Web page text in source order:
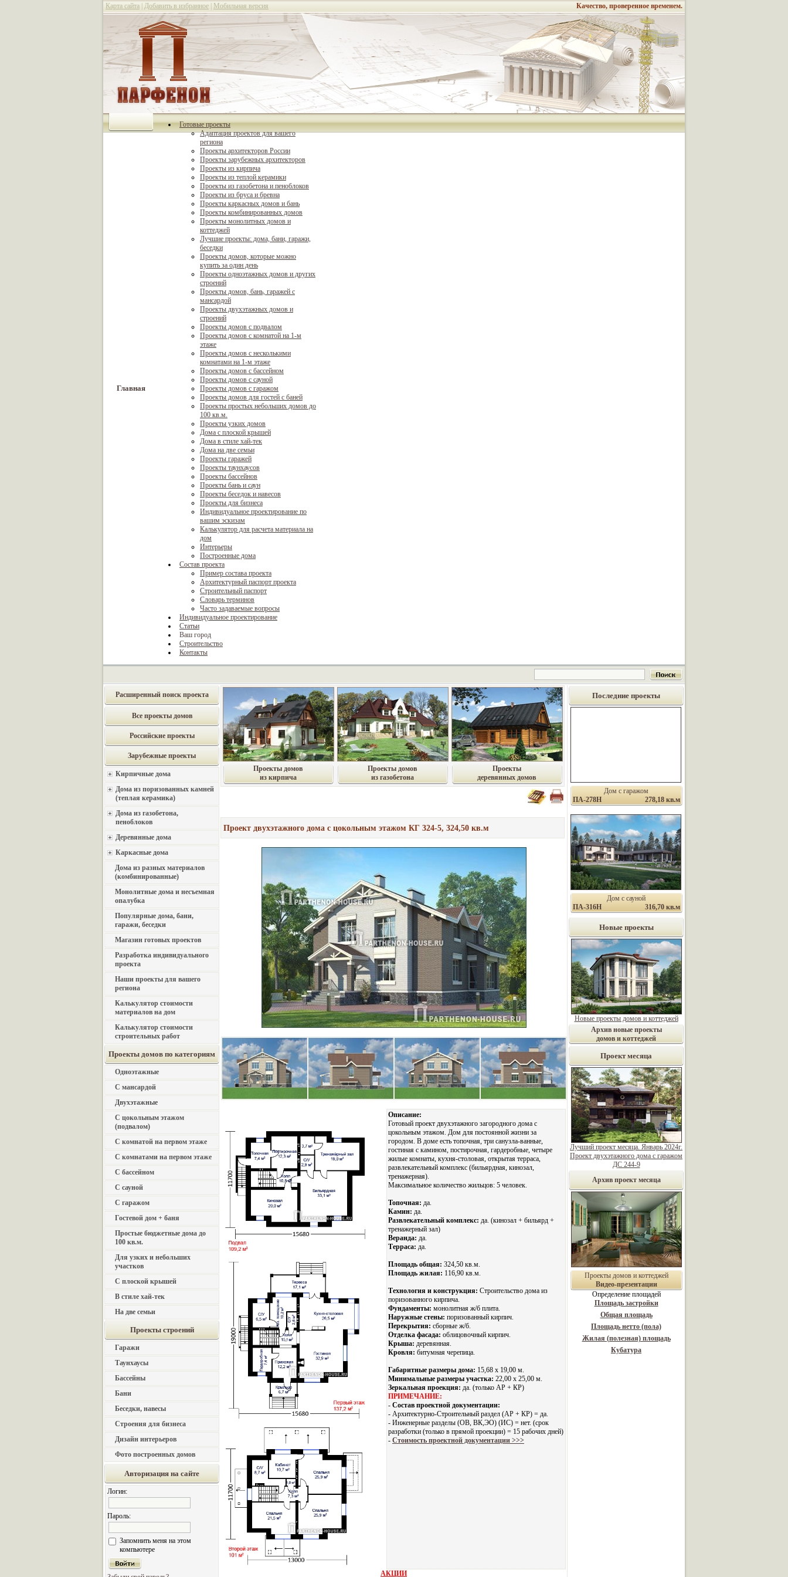
Карта сайта Добавить в избранное Мобильная версия Качество, проверенное временем.
Главная
Готовые проекты
Адаптация проектов для вашего
региона
Проекты архитекторов России
Проекты зарубежных архитекторов
Проекты из кирпича
Проекты из теплой керамики
Проекты из газобетона и пеноблоков
Проекты из бруса и бревна
Проекты каркасных домов и бань
Проекты комбинированных домов
Проекты монолитных домов и
коттеджей
Лучшие проекты: дома, бани, гаражи,
беседки
Проекты домов, которые можно
купить за один день
Проекты одноэтажных домов и других
строений
Проекты домов, бань, гаражей с
мансардой
Проекты двухэтажных домов и
строений
Проекты домов с подвалом
Проекты домов с комнатой на 1-м
этаже
Проекты домов с несколькими
комнатами на 1-м этаже
Проекты домов с бассейном
Проекты домов с сауной
Проекты домов с гаражом
Проекты домов для гостей с баней
Проекты простых небольших домов до
100 кв.м.
Проекты узких домов
Дома с плоской крышей
Дома в стиле хай-тек
Дома на две семьи
Проекты гаражей
Проекты таунхаусов
Проекты бассейнов
Проекты бань и саун
Проекты беседок и навесов
Проекты для бизнеса
Индивидуальное проектирование по
вашим эскизам
Калькулятор для расчета материала на
дом
Интерьеры
Построенные дома
Состав проекта
Пример состава проекта
Архитектурный паспорт проекта
Строительный паспорт
Словарь терминов
Часто задаваемые вопросы
Индивидуальное проектирование
Статьи
Ваш город
Строительство
Контакты
Расширенный поиск проекта
Все проекты домов
Российские проекты
Зарубежные проекты
Кирпичные дома
Дома из поризованных камней
(теплая керамика)
Дома из газобетона,
пеноблоков
Деревянные дома
Каркасные дома
Дома из разных материалов
(комбинированные)
Монолитные дома и несъемная
опалубка
Популярные дома, бани,
гаражи, беседки
Магазин готовых проектов
Разработка индивидуального
проекта
Наши проекты для вашего
региона
Калькулятор стоимости
материалов на дом
Калькулятор стоимости
строительных работ
Проекты домов по категориям
Одноэтажные
С мансардой
Двухэтажные
С цокольным этажом
(подвалом)
С комнатой на первом этаже
С комнатами на первом этаже
С бассейном
С сауной
С гаражом
Гостевой дом + баня
Простые бюджетные дома до
100 кв.м.
Для узких и небольших
участков
С плоской крышей
В стиле хай-тек
На две семьи
Проекты строений
Гаражи
Таунхаусы
Бассейны
Бани
Беседки, навесы
Строения для бизнеса
Дизайн интерьеров
Фото построенных домов
Авторизация на сайте
Логин:
Пароль:
Запомнить меня на этом
компьютере
Проекты домов
из кирпича
Проекты домов
из газобетона
Проекты
деревянных домов
Проект двухэтажного дома с цокольным этажом КГ 324-5, 324,50 кв.м
Описание:
Готовый проект двухэтажного загородного дома с
цокольным этажом. Дом для постоянной жизни за
городом. В доме есть топочная, три санузла-ванные,
гостиная с камином, постирочная, гардеробные, четыре
жилые комнаты, кухня-столовая, открытая терраса,
развлекательный комплекс (бильярдная, кинозал,
тренажерная).
Максимальное количество жильцов: 5 человек.
Топочная: да.
Камин: да.
Развлекательный комплекс: да. (кинозал + бильярд +
тренажерный зал)
Веранда: да.
Терраса: да.
Площадь общая: 324,50 кв.м.
Площадь жилая: 116,90 кв.м.
Технология и конструкция: Строительство дома из
поризованного кирпича.
Фундаменты: монолитная ж/б плита.
Наружные стены: поризованный кирпич.
Перекрытия: сборные ж/б.
Отделка фасада: облицовочный кирпич.
Крыша: деревянная.
Кровля: битумная черепица.
Габаритные размеры дома: 15,68 х 19,00 м.
Минимальные размеры участка: 22,00 x 25,00 м.
Зеркальная проекция: да. (только АР + КР)
ПРИМЕЧАНИЕ:
- Состав проектной документации:
- Архитектурно-Строительный раздел (АР + КР) = да.
- Инженерные разделы (ОВ, ВК,ЭО) (ИС) = нет. (срок
разработки (только в прямой проекции) = 15 рабочих дней)
- Стоимость проектной документации >>>
АКЦИИ
Последние проекты
Дом с гаражом
ПА-278Н
278,18 кв.м
Дом с сауной
ПА-316Н
316,70 кв.м
Новые проекты
Новые проекты домов и коттеджей
Архив новые проекты
домов и коттеджей
Проект месяца
Лучший проект месяца. Январь 2024г.
Проект двухэтажного дома с гаражом
ДС 244-9
Архив проект месяца
Проекты домов и коттеджей
Видео-презентации
Определение площадей
Площадь застройки
Общая площадь
Площадь нетто (пола)
Жилая (полезная) площадь
Кубатура